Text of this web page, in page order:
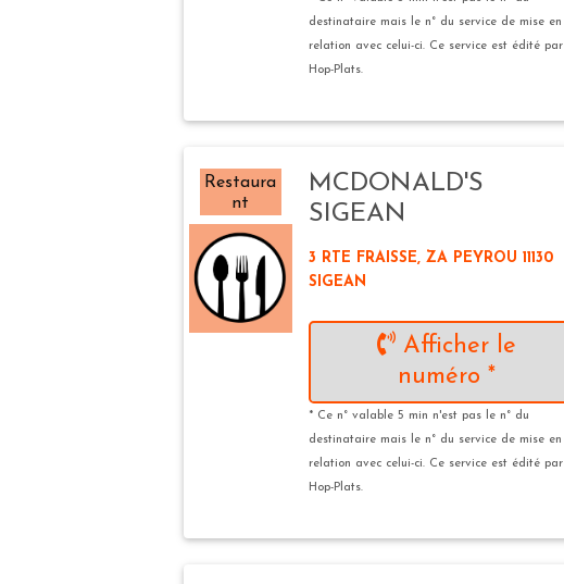
destinataire mais le n° du service de mise en
relation avec celui-ci. Ce service est édité par
Hop-Plats.
Restaura
nt
MCDONALD'S
SIGEAN
3 RTE FRAISSE, ZA PEYROU 11130
SIGEAN
Afficher le
numéro *
* Ce n° valable 5 min n'est pas le n° du
destinataire mais le n° du service de mise en
relation avec celui-ci. Ce service est édité par
Hop-Plats.